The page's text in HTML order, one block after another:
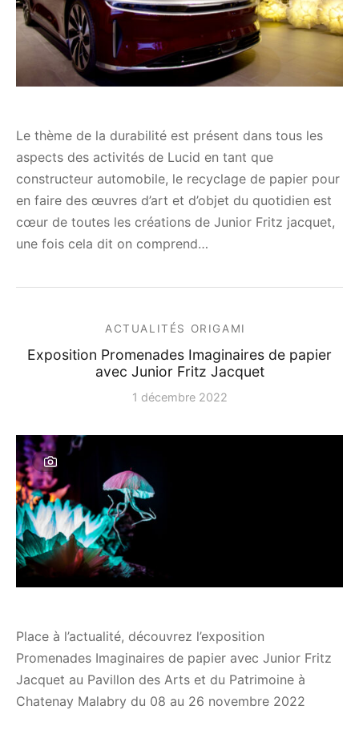
Le thème de la durabilité est présent dans tous les
aspects des activités de Lucid en tant que
constructeur automobile, le recyclage de papier pour
en faire des œuvres d’art et d’objet du quotidien est
cœur de toutes les créations de Junior Fritz jacquet,
une fois cela dit on comprend…
ACTUALITÉS ORIGAMI
Exposition Promenades Imaginaires de papier
avec Junior Fritz Jacquet
1 décembre 2022
Place à l’actualité, découvrez l’exposition
Promenades Imaginaires de papier avec Junior Fritz
Jacquet au Pavillon des Arts et du Patrimoine à
Chatenay Malabry du 08 au 26 novembre 2022